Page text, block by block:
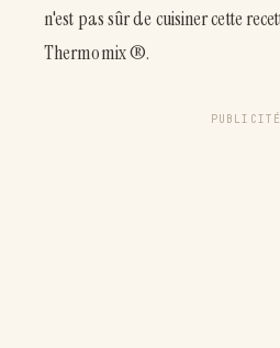
n'est pas sûr de cuisiner cette
Thermomix ®.
PUBLICITÉ